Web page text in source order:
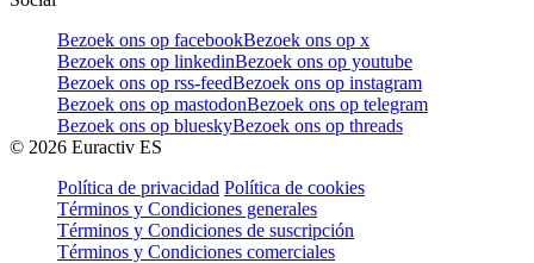
Bezoek ons op facebookBezoek ons op x
Bezoek ons op linkedinBezoek ons op youtube
Bezoek ons op rss-feedBezoek ons op instagram
Bezoek ons op mastodonBezoek ons op telegram
Bezoek ons op blueskyBezoek ons op threads
© 2026 Euractiv ES
Política de privacidad Política de cookies
Términos y Condiciones generales
Términos y Condiciones de suscripción
Términos y Condiciones comerciales